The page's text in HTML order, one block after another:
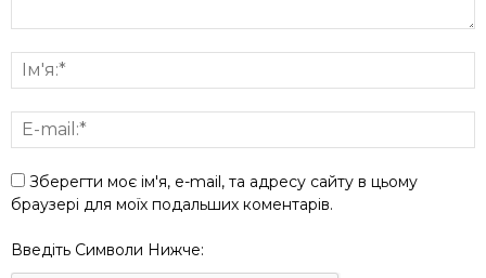
Зберегти моє ім'я, e-mail, та адресу сайту в цьому
браузері для моїх подальших коментарів.
Введіть Символи Нижче: